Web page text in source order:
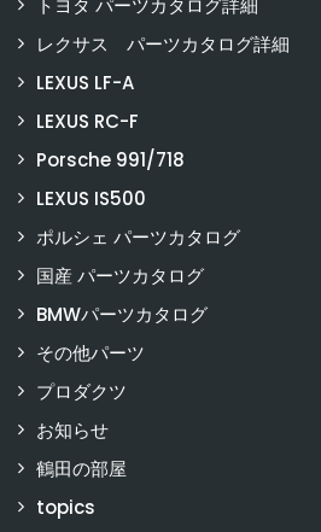
トヨタ パーツカタログ詳細
レクサス パーツカタログ詳細
LEXUS LF-A
LEXUS RC-F
Porsche 991/718
LEXUS IS500
ポルシェ パーツカタログ
国産 パーツカタログ
BMWパーツカタログ
その他パーツ
プロダクツ
お知らせ
鶴田の部屋
topics